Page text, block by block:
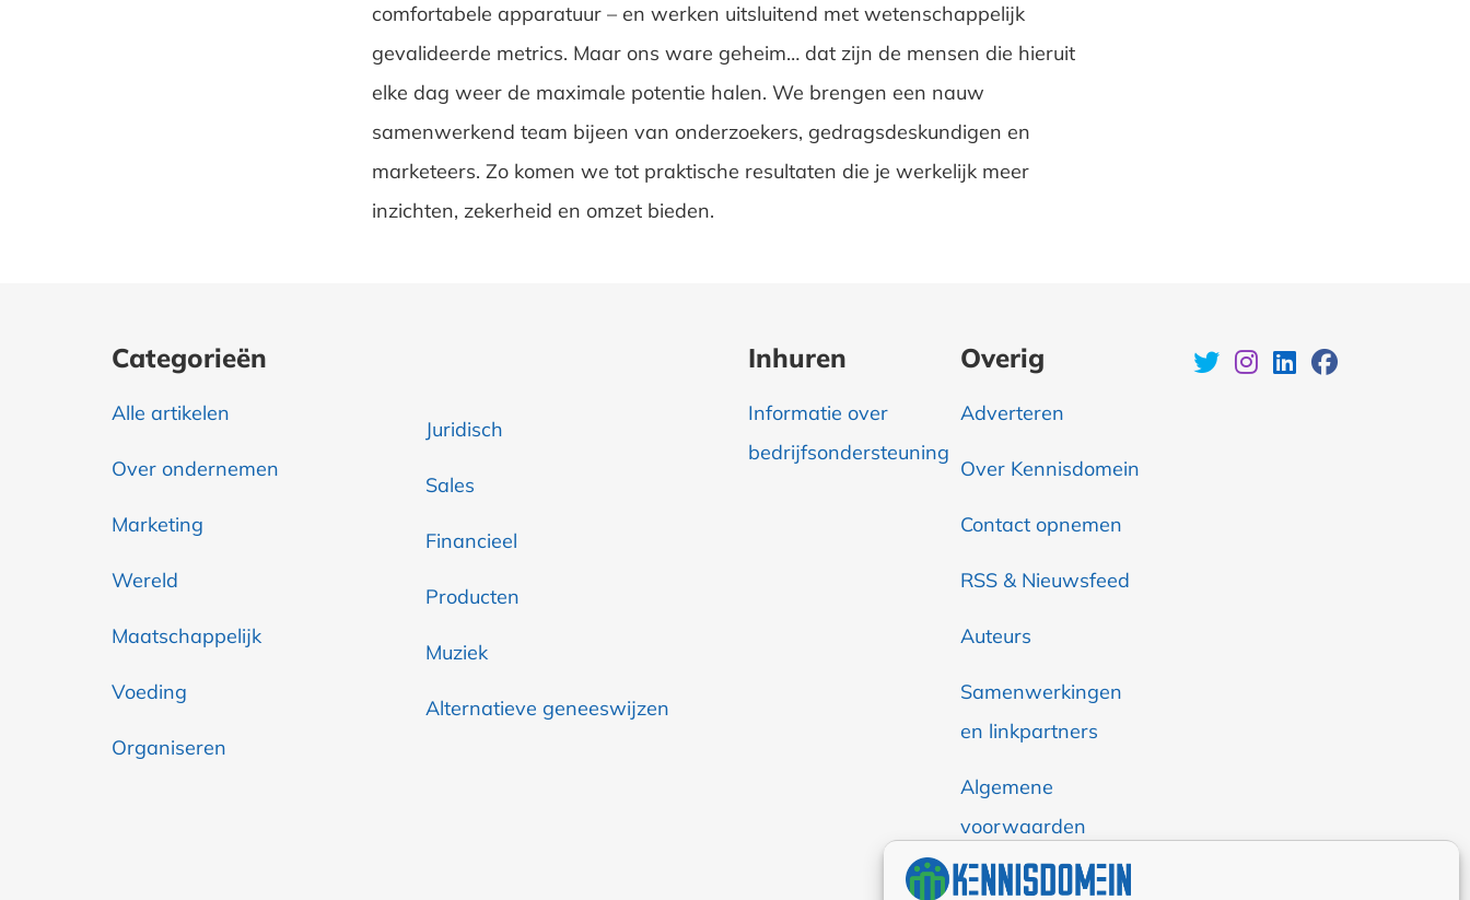
comfortabele apparatuur – en werken uitsluitend met wetenschappelijk
gevalideerde metrics. Maar ons ware geheim… dat zijn de mensen die hieruit
elke dag weer de maximale potentie halen. We brengen een nauw
samenwerkend team bijeen van onderzoekers, gedragsdeskundigen en
marketeers. Zo komen we tot praktische resultaten die je werkelijk meer
inzichten, zekerheid en omzet bieden.
Categorieën
Alle artikelen
Over ondernemen
Marketing
Wereld
Maatschappelijk
Voeding
Organiseren
Juridisch
Sales
Financieel
Producten
Muziek
Alternatieve geneeswijzen
Inhuren
Informatie over
bedrijfsondersteuning
Overig
Adverteren
Over Kennisdomein
Contact opnemen
RSS & Nieuwsfeed
Auteurs
Samenwerkingen
en linkpartners
Algemene
voorwaarden
Cookiebeleid (EU)